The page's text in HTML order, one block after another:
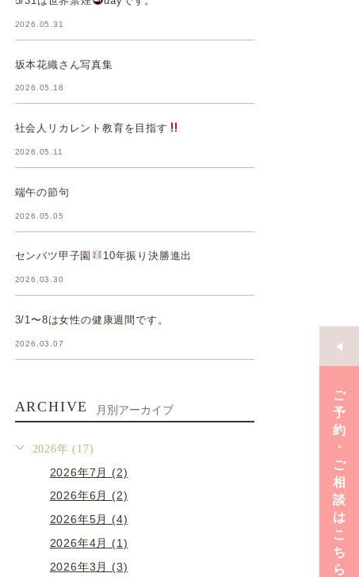
ご
予
約
･
ご
相
談
は
こ
ち
ら
2026.05.31
坂本花織さん写真集
2026.05.18
社会人リカレント教育を目指す
2026.05.11
端午の節句
2026.05.05
センバツ甲子園 10年振り決勝進出
2026.03.30
3/1〜8は女性の健康週間です。
2026.03.07
ARCHIVE 月別アーカイブ
2026年 (17)
2026年7月 (2)
2026年6月 (2)
2026年5月 (4)
2026年4月 (1)
2026年3月 (3)